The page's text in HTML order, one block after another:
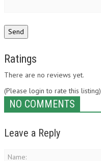
Ratings
There are no reviews yet.
(Please login to rate this listing)
NO COMMENTS
Leave a Reply